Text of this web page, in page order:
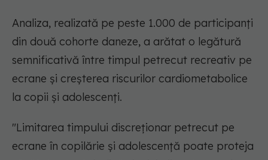
Analiza, realizată pe peste 1.000 de participanți
din două cohorte daneze, a arătat o legătură
semnificativă între timpul petrecut recreativ pe
ecrane și creșterea riscurilor cardiometabolice
la copii și adolescenți.
"Limitarea timpului discreționar petrecut pe
ecrane în copilărie și adolescență poate proteja